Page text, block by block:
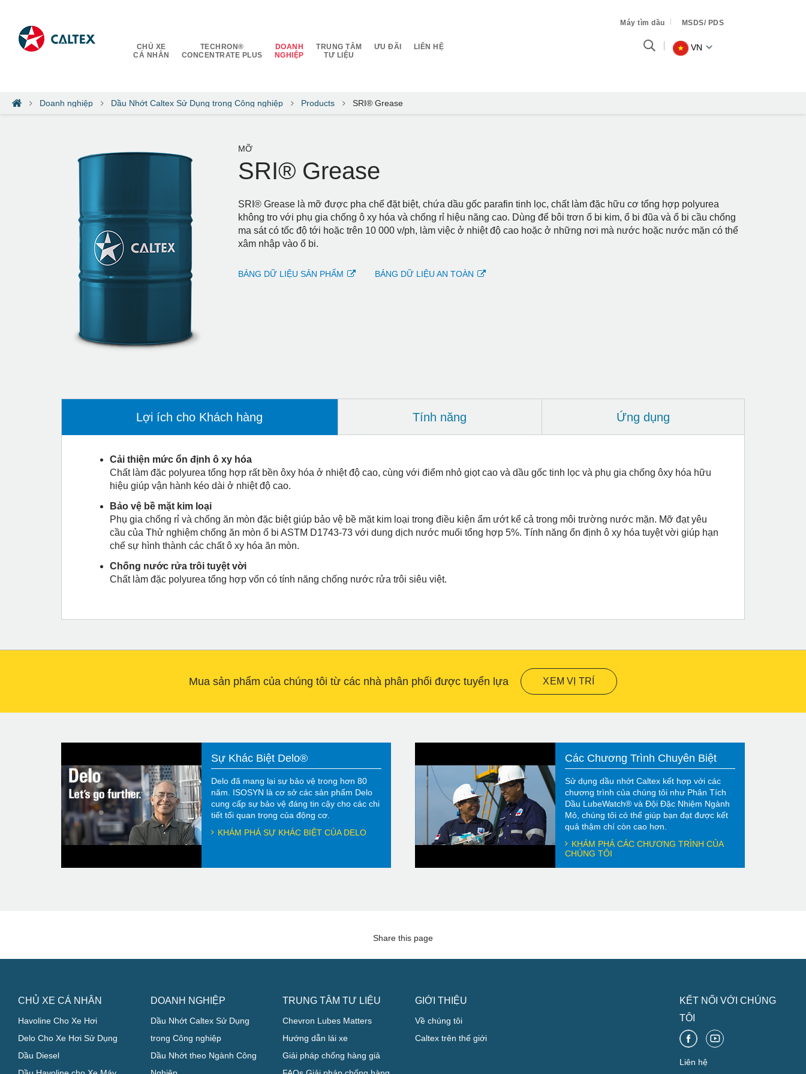
Máy tìm dầu MSDS/ PDS
CHỦ XE
CÁ NHÂN
TECHRON®
CONCENTRATE PLUS
DOANH
NGHIỆP
TRUNG TÂM
TƯ LIỆU
ƯU ĐÃI LIÊN HỆ VN
Doanh nghiệp Dầu Nhớt Caltex Sử Dụng trong Công nghiệp Products SRI® Grease
MỠ
SRI® Grease
SRI® Grease là mỡ được pha chế đặt biệt, chứa dầu gốc parafin tinh lọc, chất làm đặc hữu cơ tổng hợp polyurea
không tro với phụ gia chống ô xy hóa và chống rỉ hiệu năng cao. Dùng để bôi trơn ổ bi kim, ổ bi đũa và ổ bi cầu chống
ma sát có tốc độ tới hoặc trên 10 000 v/ph, làm việc ở nhiệt độ cao hoặc ở những nơi mà nước hoặc nước mặn có thể
xâm nhập vào ổ bi.
BẢNG DỮ LIỆU SẢN PHẨM BẢNG DỮ LIỆU AN TOÀN
Lợi ích cho Khách hàng Tính năng Ứng dụng
Cải thiện mức ổn định ô xy hóa
Chất làm đặc polyurea tổng hợp rất bền ôxy hóa ở nhiệt độ cao, cùng với điểm nhỏ giọt cao và dầu gốc tinh lọc và phụ gia chống ôxy hóa hữu
hiệu giúp vận hành kéo dài ở nhiệt độ cao.
Bảo vệ bề mặt kim loại
Phụ gia chống rỉ và chống ăn mòn đặc biệt giúp bảo vệ bề mặt kim loại trong điều kiện ẩm ướt kể cả trong môi trường nước mặn. Mỡ đạt yêu
cầu của Thử nghiệm chống ăn mòn ổ bi ASTM D1743-73 với dung dịch nước muối tổng hợp 5%. Tính năng ổn định ô xy hóa tuyệt vời giúp hạn
chế sự hình thành các chất ô xy hóa ăn mòn.
Chống nước rửa trôi tuyệt vời
Chất làm đặc polyurea tổng hợp vốn có tính năng chống nước rửa trôi siêu việt.
Mua sản phẩm của chúng tôi từ các nhà phân phối được tuyển lựa XEM VỊ TRÍ
Sự Khác Biệt Delo®
Delo đã mang lại sự bảo vệ trong hơn 80
năm. ISOSYN là cơ sở các sản phẩm Delo
cung cấp sự bảo vệ đáng tin cậy cho các chi
tiết tối quan trọng của động cơ.
KHÁM PHÁ SỰ KHÁC BIỆT CỦA DELO
Các Chương Trình Chuyên Biệt
Sử dụng dầu nhớt Caltex kết hợp với các
chương trình của chúng tôi như Phân Tích
Dầu LubeWatch® và Đội Đặc Nhiệm Ngành
Mỏ, chúng tôi có thể giúp bạn đạt được kết
quả thậm chí còn cao hơn.
KHÁM PHÁ CÁC CHƯƠNG TRÌNH CỦA
CHÚNG TÔI
Share this page
CHỦ XE CÁ NHÂN
Havoline Cho Xe Hơi
Delo Cho Xe Hơi Sử Dụng
Dầu Diesel
DOANH NGHIỆP
Dầu Nhớt Caltex Sử Dụng
trong Công nghiệp
Dầu Nhớt theo Ngành Công
TRUNG TÂM TƯ LIỆU
Chevron Lubes Matters
Hướng dẫn lái xe
Giải pháp chống hàng giả
GIỚI THIỆU
Về chúng tôi
Caltex trên thế giới
KẾT NỐI VỚI CHÚNG
TÔI
Liên hệ